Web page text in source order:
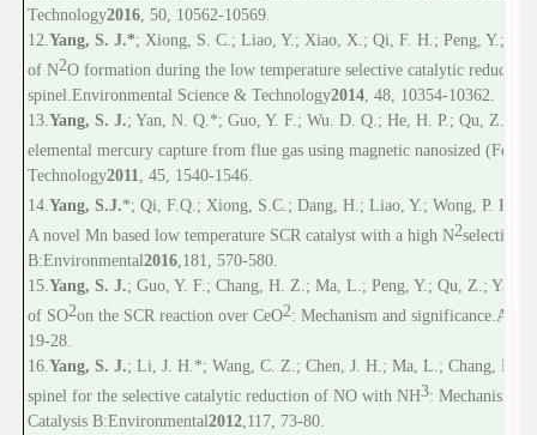
Technology2016 , 50, 10562-10569.
12. Yang, S. J.*; Xiong, S. C.; Liao, Y.; Xiao, X.; Qi, F. H.; Peng, Y.;
of N2O formation during the low temperature selective catalytic
spinel. Environmental Science & Technology2014 , 48, 10354-10362.
13. Yang, S. J.; Yan, N. Q.*; Guo, Y. F.; Wu. D. Q.; He, H. P.; Qu, Z.; Li,
elemental mercury capture from flue gas using magnetic nanosized (Fe
Technology2011
, 45, 1540-1546.
14 Yang, S.J.*; Qi, F. Q. ; Xiong, S. C. ; Dang, H.; Liao, Y.; Wong, P. K.*;
A novel Mn based low temperature SCR catalyst with a high N2selectivity.
B:Environmental2016 181, 570-580.
15. Yang, S. J.; Guo, Y. F.; Chang, H. Z.; Ma, L.; Peng, Y.; Qu, Z.;
of SO2on the SCR reaction over CeO2: Mechanism and significance.
19-28.
16 Yang, S. J.; Li, J. H.*; Wang, C. Z.; Chen, J. H.; Ma, L.; Chang, H.
spinel for the selective catalytic reduction of NO with NH3: Mechanism
Catalysis B:Environmental2012 117 , 73-80.